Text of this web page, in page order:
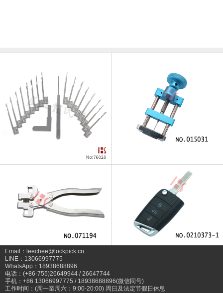
Email：leechee@lockpick.cn
LINE：13066997775
WhatsApp：18938688896
电话：(+86-755)26649944 / 26647744
手机：+86 13066997775 / 18938688896(微信同号)
工作时间：(周一至周六：9:00-20:00) 周日及法定节假日休息